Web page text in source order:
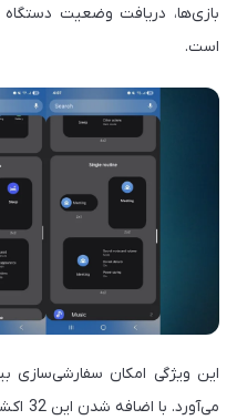
بازی‌ها، دریافت وضعیت
است.
این ویژگی امکان سفارشی‌سازی